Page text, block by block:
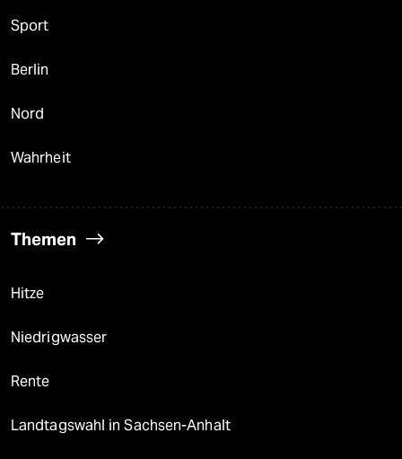
Sport
Berlin
Nord
Wahrheit
Themen
Hitze
Niedrigwasser
Rente
Landtagswahl in Sachsen-Anhalt